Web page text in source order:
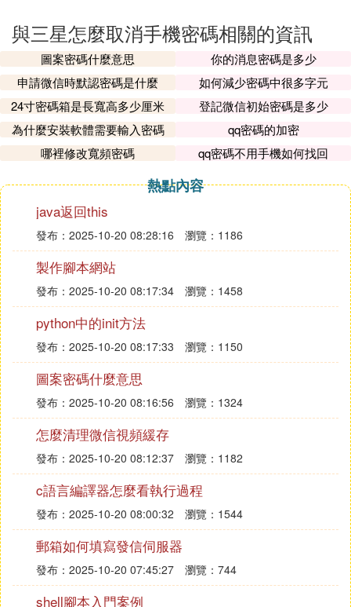
與三星怎麼取消手機密碼相關的資訊
圖案密碼什麼意思
你的消息密碼是多少
申請微信時默認密碼是什麼
如何減少密碼中很多字元
24寸密碼箱是長寬高多少厘米
登記微信初始密碼是多少
為什麼安裝軟體需要輸入密碼
qq密碼的加密
哪裡修改寬頻密碼
qq密碼不用手機如何找回
熱點內容
java返回this
發布：2025-10-20 08:28:16 瀏覽：1186
製作腳本網站
發布：2025-10-20 08:17:34 瀏覽：1458
python中的init方法
發布：2025-10-20 08:17:33 瀏覽：1150
圖案密碼什麼意思
發布：2025-10-20 08:16:56 瀏覽：1324
怎麼清理微信視頻緩存
發布：2025-10-20 08:12:37 瀏覽：1182
c語言編譯器怎麼看執行過程
發布：2025-10-20 08:00:32 瀏覽：1544
郵箱如何填寫發信伺服器
發布：2025-10-20 07:45:27 瀏覽：744
shell腳本入門案例